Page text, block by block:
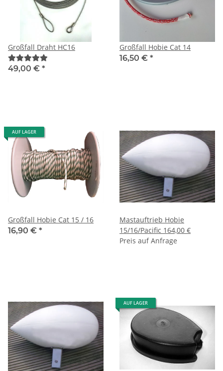
Großfall Draht HC16
49,00 € *
Großfall Hobie Cat 14
16,50 € *
AUF LAGER
Großfall Hobie Cat 15 / 16
16,90 € *
Mastauftrieb Hobie
15/16/Pacific 164,00 €
Preis auf Anfrage
AUF LAGER